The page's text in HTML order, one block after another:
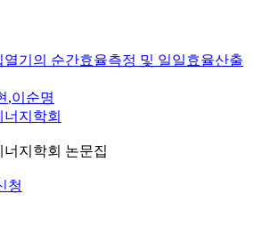
열기의 순간효율측정 및 일일효율산출
,이순명
지학회
너지학회 논문집
청